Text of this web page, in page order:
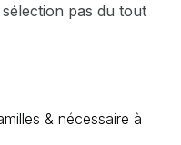
pas du tout
& nécessaire à